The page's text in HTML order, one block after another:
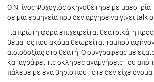
Ο Ντίνος Ψυχογιός σκηνοθέτησε με
σε μια ερμηνεία που δεν άργησε να γίνει talk
Για πρώτη φορά επιχειρείται θεατρικά, η
θέματος που ακόμα θεωρείται ταμπού
αισιοδοξίας στο θεατή. Ο συγγραφέας με
καταγράφει τις σκληρές αναμνήσεις του από
πάλευε με ένα θηρίο που τότε δεν είχε όνομα.